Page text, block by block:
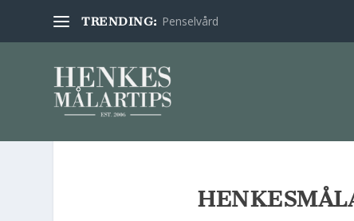
TRENDING: Penselvård